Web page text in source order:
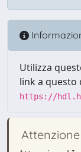
Utilizza
link a questo
https://
Attenzione